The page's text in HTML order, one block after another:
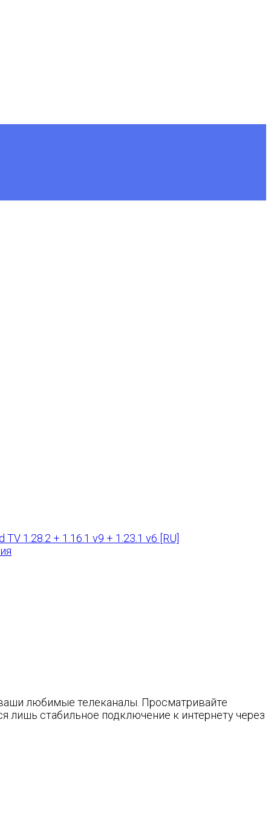
1.28.2 + 1.16.1 v9 + 1.23.1 v6 [RU]
любимые телеканалы. Просматривайте
лишь стабильное подключение к интернету через